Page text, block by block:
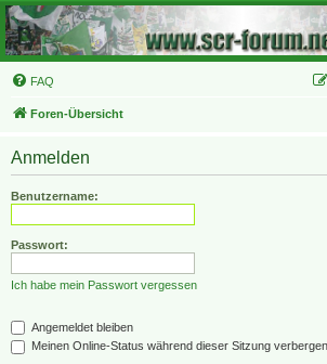
FAQ
Foren-Übersicht
Anmelden
Benutzername:
Passwort:
Ich habe mein Passwort vergessen
Angemeldet bleiben
Meinen Online-Status während dieser Sitzung verbergen